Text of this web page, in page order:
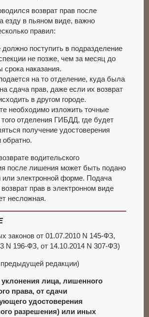
возврат прав после
езду в пьяном виде, важно
правил:
должно поступить в подразделение
не позже, чем за месяц до
срока наказания.
на то отделение, куда была
сдача прав, даже если их возврат
в другом городе.
необходимо изложить точные
того отделения ГИБДД, где будет
получение удостоверения
обратно.
водительского
после лишения может быть подано
или электронной форме. Подача
прав в электронном виде
несложная.
законов от 01.07.2010 N 145-ФЗ,
N 196-ФЗ, от 14.10.2014 N 307-ФЗ)
предыдущей редакции)
уклонения лица, лишенного
права, от сдачи
удостоверения
разрешения) или иных